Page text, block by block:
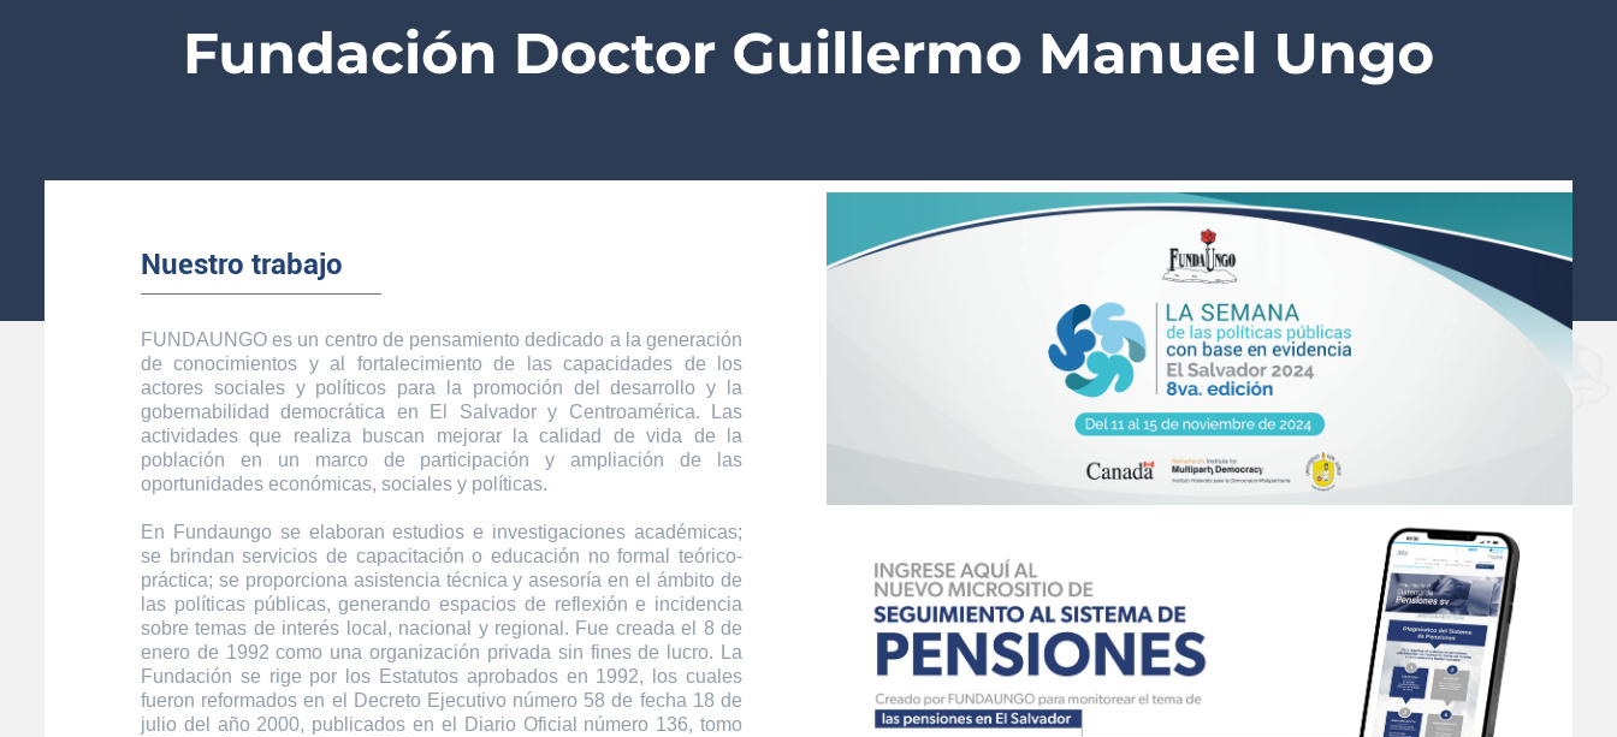
Nuestro trabajo
FUNDAUNGO es un centro de pensamiento dedicado a la generación
de conocimientos y al fortalecimiento de las capacidades de los
actores sociales y políticos para la promoción del desarrollo y la
gobernabilidad democrática en El Salvador y Centroamérica. Las
actividades que realiza buscan mejorar la calidad de vida de la
población en un marco de participación y ampliación de las
oportunidades económicas, sociales y políticas.
En Fundaungo se elaboran estudios e investigaciones académicas;
se brindan servicios de capacitación o educación no formal teórico-
práctica; se proporciona asistencia técnica y asesoría en el ámbito de
las políticas públicas, generando espacios de reflexión e incidencia
sobre temas de interés local, nacional y regional. Fue creada el 8 de
enero de 1992 como una organización privada sin fines de lucro. La
Fundación se rige por los Estatutos aprobados en 1992, los cuales
fueron reformados en el Decreto Ejecutivo número 58 de fecha 18 de
julio del año 2000, publicados en el Diario Oficial número 136, tomo